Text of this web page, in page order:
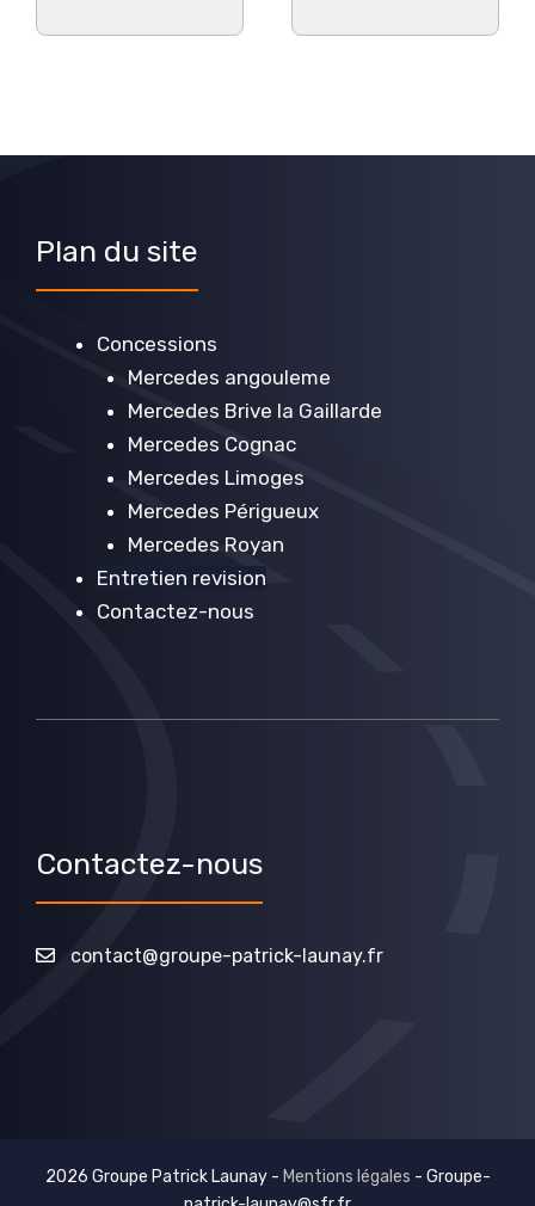
Plan du site
Concessions
Mercedes angouleme
Mercedes Brive la Gaillarde
Mercedes Cognac
Mercedes Limoges
Mercedes Périgueux
Mercedes Royan
Entretien revision
Contactez-nous
Contactez-nous
contact@groupe-patrick-launay.fr
2026 Groupe Patrick Launay - Mentions légales - Groupe-